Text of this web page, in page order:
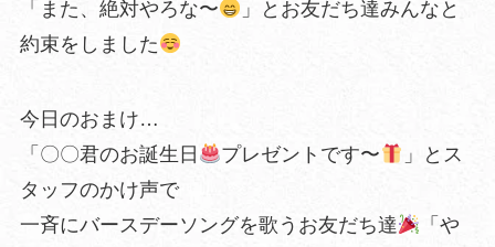
「また、絶対やろな〜
」とお友だち達みんなと
約束をしました
今日のおまけ…
「〇〇君のお誕生日
プレゼントです〜
」とス
タッフのかけ声で
一斉にバースデーソングを歌うお友だち達
「や